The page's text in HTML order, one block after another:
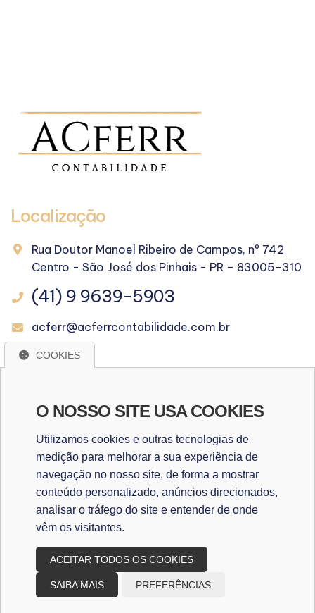
Localização
Rua Doutor Manoel Ribeiro de Campos, nº 742
Centro - São José dos Pinhais - PR – 83005-310
(41) 9 9639-5903
acferr@acferrcontabilidade.com.br
Redes Sociais
Copyright 2026
COOKIES
O NOSSO SITE USA COOKIES
Utilizamos cookies e outras tecnologias de
medição para melhorar a sua experiência de
navegação no nosso site, de forma a mostrar
conteúdo personalizado, anúncios direcionados,
analisar o tráfego do site e entender de onde
vêm os visitantes.
ACEITAR TODOS OS COOKIES
SAIBA MAIS PREFERÊNCIAS